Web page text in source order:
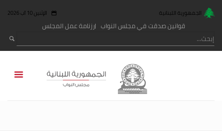
الجمهورية اللبنانية الإثنين 10 آب 2026
قوانين صدقت في مجلس النواب رزنامة عمل المجلس